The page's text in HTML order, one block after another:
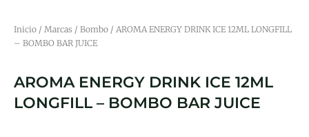
Inicio / Marcas / Bombo / AROMA ENERGY DRINK ICE 12ML LONGFILL
– BOMBO BAR JUICE
AROMA ENERGY DRINK ICE 12ML
LONGFILL – BOMBO BAR JUICE